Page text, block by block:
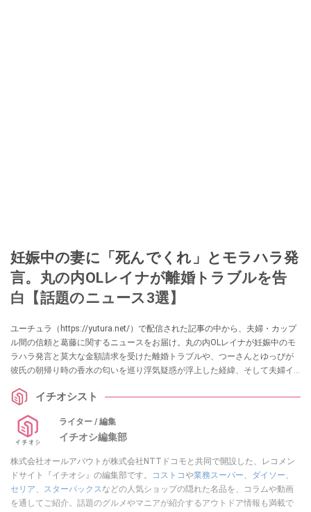
妊娠中の妻に「死んでくれ」とモラハラ発
言。丸の内OLレイナが離婚トラブルを告
白【話題のニュース3選】
ユーチュラ（https://yutura.net/）で配信された記事の中から、夫婦・カップ
ル間の信頼と葛藤に関するニュースをお届け。丸の内OLレイナが妊娠中のモ
ラハラ発言と莫大な金額請求を受けた離婚トラブルや、つーさんとゆっぴが
彼氏の朝帰り時の香水の匂いを巡り浮気疑惑が浮上した経緯、そして夫婦イ
告した事情に注目した記事を集めました。各項目の詳細はぜひ、ユーチュラ
イチオシスト
ライター / 編集
イチオシ編集部
株式会社オールアバウトが株式会社NTTドコモと共同で開設した、レコメン
ドサイト『イチオシ』の編集部です。
コストコや業務スーパー、 ダイソー、
セリア、 スターバックスなどの人気ショップの隠れた名品を、コラムや動画
を通してご紹介。話題のグルメやマニアが紹介するアウトドア情報も満載で